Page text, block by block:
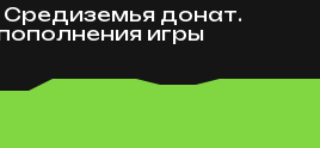
Средиземья донат.
игры